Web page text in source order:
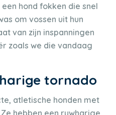
hond fokken die snel
om vossen uit hun
van zijn inspanningen
zoals we die vandaag
tornado
atletische honden met